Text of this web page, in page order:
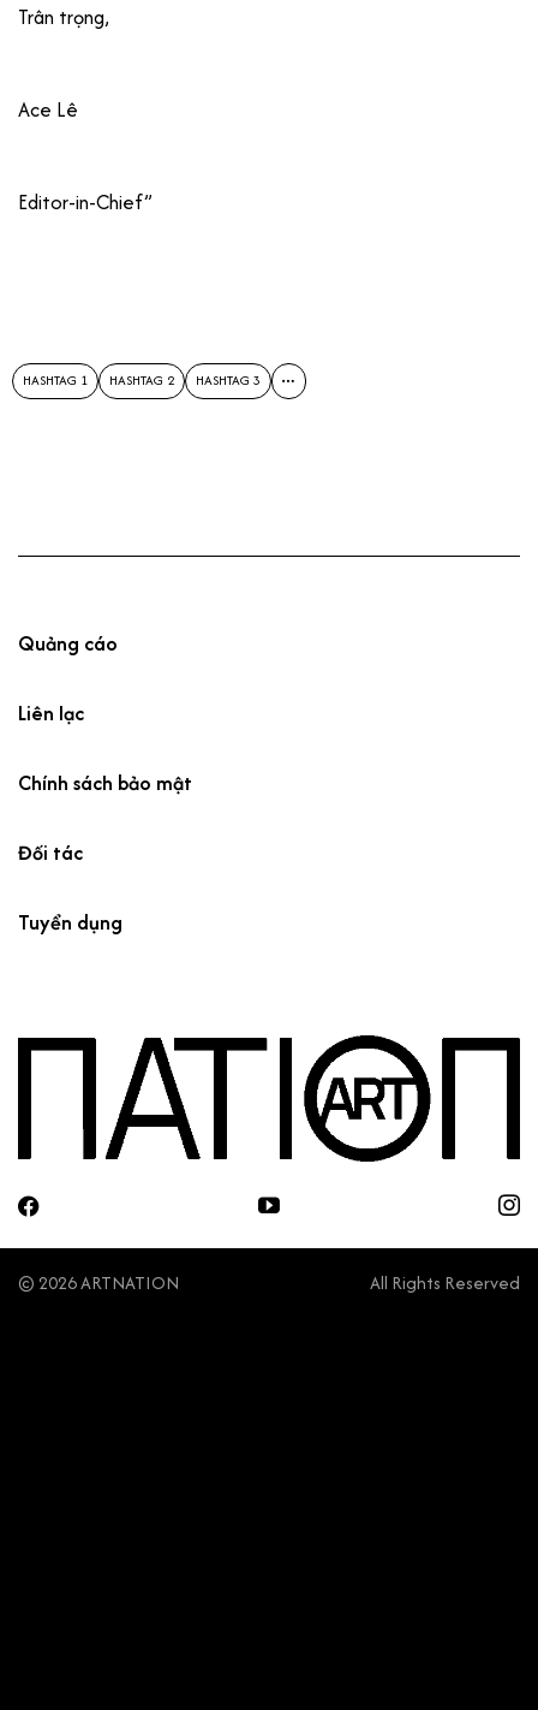
Trân trọng,
Ace Lê
Editor-in-Chief”
HASHTAG 1 HASHTAG 2 HASHTAG 3
Quảng cáo
Liên lạc
Chính sách bảo mật
Đối tác
Tuyển dụng
© 2026 ARTNATION All Rights Reserved